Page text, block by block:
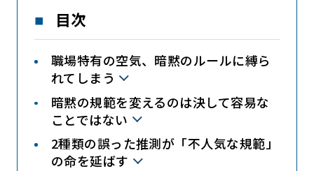
目次
職場特有の空気、暗黙のルールに縛ら
れてしまう
暗黙の規範を変えるのは決して容易な
ことではない
2種類の誤った推測が「不人気な規範」
の命を延ばす